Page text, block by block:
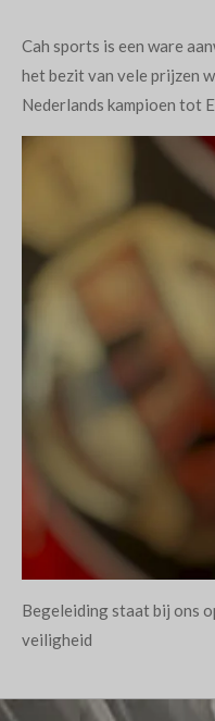
Cah sports is een ware
het bezit van vele prijzen
Nederlands kampioen tot
Begeleiding staat bij ons
veiligheid